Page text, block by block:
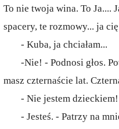
To nie twoja wina. To Ja....
spacery, te rozmowy... ja
- Kuba, ja chciałam...
-Nie! - Podnosi głos.
masz czternaście lat.
- Nie jestem dzieckiem!
- Jesteś. - Patrzy na